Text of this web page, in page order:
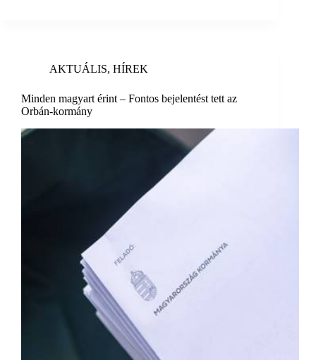
AKTUÁLIS, HÍREK
Minden magyart érint – Fontos bejelentést tett az
Orbán-kormány